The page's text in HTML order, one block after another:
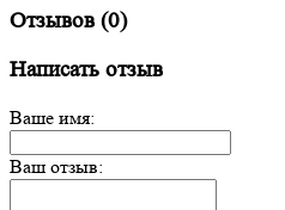
Отзывов (0)
Написать отзыв
Ваше имя:
Ваш отзыв: